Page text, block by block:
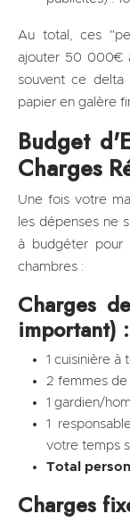
Au total, ces
ajouter 50 000€
souvent ce delta
papier en galère
Budget
Charges
Une fois votre
les dépenses ne
à budgéter pour
chambres :
Charges
important) :
1 cuisinière
2 femmes
1 gardien/
1
votre temps
Total
Charges